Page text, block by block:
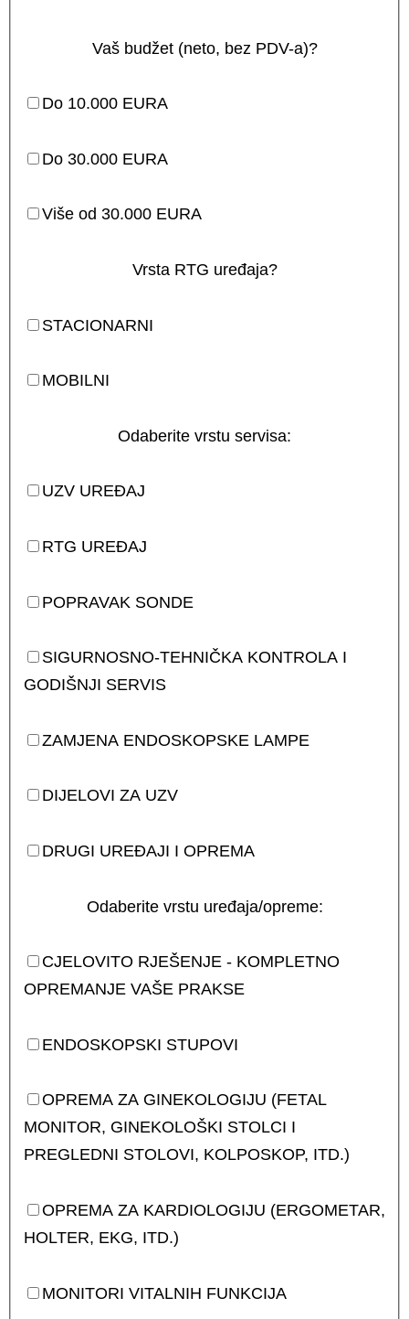
Vaš budžet (neto, bez PDV-a)?
Do 10.000 EURA
Do 30.000 EURA
Više od 30.000 EURA
Vrsta RTG uređaja?
STACIONARNI
MOBILNI
Odaberite vrstu servisa:
UZV UREĐAJ
RTG UREĐAJ
POPRAVAK SONDE
SIGURNOSNO-TEHNIČKA KONTROLA I
GODIŠNJI SERVIS
ZAMJENA ENDOSKOPSKE LAMPE
DIJELOVI ZA UZV
DRUGI UREĐAJI I OPREMA
Odaberite vrstu uređaja/opreme:
CJELOVITO RJEŠENJE - KOMPLETNO
OPREMANJE VAŠE PRAKSE
ENDOSKOPSKI STUPOVI
OPREMA ZA GINEKOLOGIJU (FETAL
MONITOR, GINEKOLOŠKI STOLCI I
PREGLEDNI STOLOVI, KOLPOSKOP, ITD.)
OPREMA ZA KARDIOLOGIJU (ERGOMETAR,
HOLTER, EKG, ITD.)
MONITORI VITALNIH FUNKCIJA